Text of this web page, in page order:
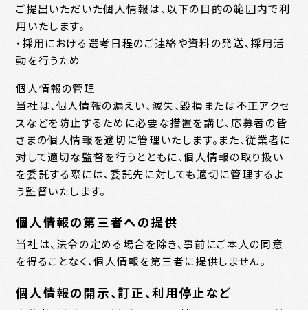
ご提出いただいた個人情報は、以下の目的の範囲内で利
用いたします。
・採用における選考日程のご連絡や資料の発送、採用活
動を行うため
個人情報の管理
当社は、個人情報の漏えい、滅失、毀損または不正アクセ
スなどを防止するために必要な措置を講じ、応募者の皆
さまの個人情報を適切に管理いたします。また、従業者に
対して適切な監督を行うとともに、個人情報の取り扱い
を委託する際には、委託先に対しても適切に管理するよ
う監督いたします。
個人情報の第三者への提供
当社は、法令の定める場合を除き、事前にご本人の同意
を得ることなく、個人情報を第三者に提供しません。
個人情報の開示、訂正、利用停止など